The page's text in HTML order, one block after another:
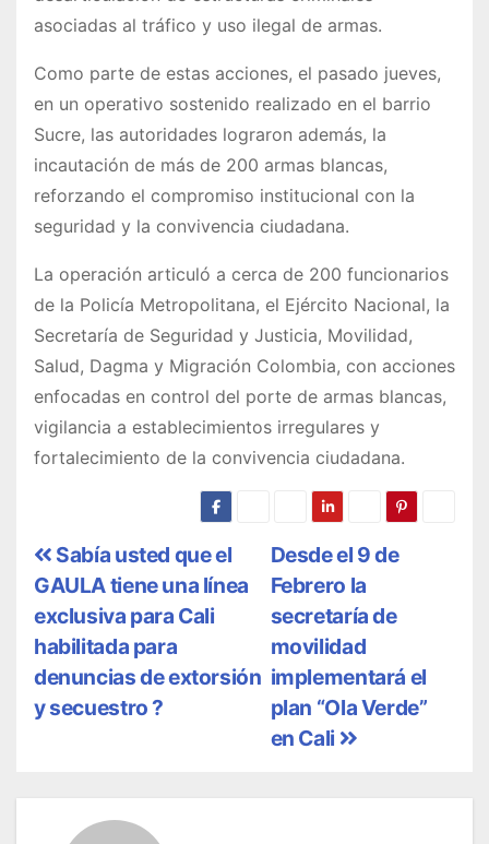
asociadas al tráfico y uso ilegal de armas.
Como parte de estas acciones, el pasado jueves,
en un operativo sostenido realizado en el barrio
Sucre, las autoridades lograron además, la
incautación de más de 200 armas blancas,
reforzando el compromiso institucional con la
seguridad y la convivencia ciudadana.
La operación articuló a cerca de 200 funcionarios
de la Policía Metropolitana, el Ejército Nacional, la
Secretaría de Seguridad y Justicia, Movilidad,
Salud, Dagma y Migración Colombia, con acciones
enfocadas en control del porte de armas blancas,
vigilancia a establecimientos irregulares y
fortalecimiento de la convivencia ciudadana.
N
a
v
e
Desde el 9 de
Febrero la
secretaría de
movilidad
implementará el
plan “Ola Verde”
en Cali
Sabía usted que el
GAULA tiene una línea
exclusiva para Cali
habilitada para
denuncias de extorsión
y secuestro ?